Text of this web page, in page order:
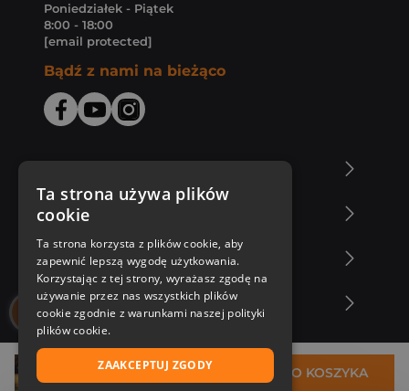
26,96 zł DO KOSZYKA
Poniedziałek - Piątek
8:00 - 18:00
[email protected]
Bądź z nami na bieżąco
Zakupy u nas
Nasza oferta
Nasi autorzy
Ta strona używa plików
cookie
Ta strona korzysta z plików cookie, aby
zapewnić lepszą wygodę użytkowania.
Korzystając z tej strony, wyrażasz zgodę na
używanie przez nas wszystkich plików
cookie zgodnie z warunkami naszej polityki
plików cookie.
ZAAKCEPTUJ ZGODY